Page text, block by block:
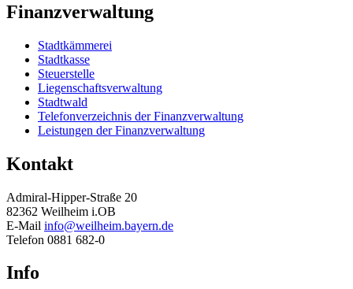
Finanzverwaltung
Stadtkämmerei
Stadtkasse
Steuerstelle
Liegenschaftsverwaltung
Stadtwald
Telefonverzeichnis der Finanzverwaltung
Leistungen der Finanzverwaltung
Kontakt
Admiral-Hipper-Straße 20
82362 Weilheim i.OB
E-Mail info@weilheim.bayern.de
Telefon 0881 682-0
Info